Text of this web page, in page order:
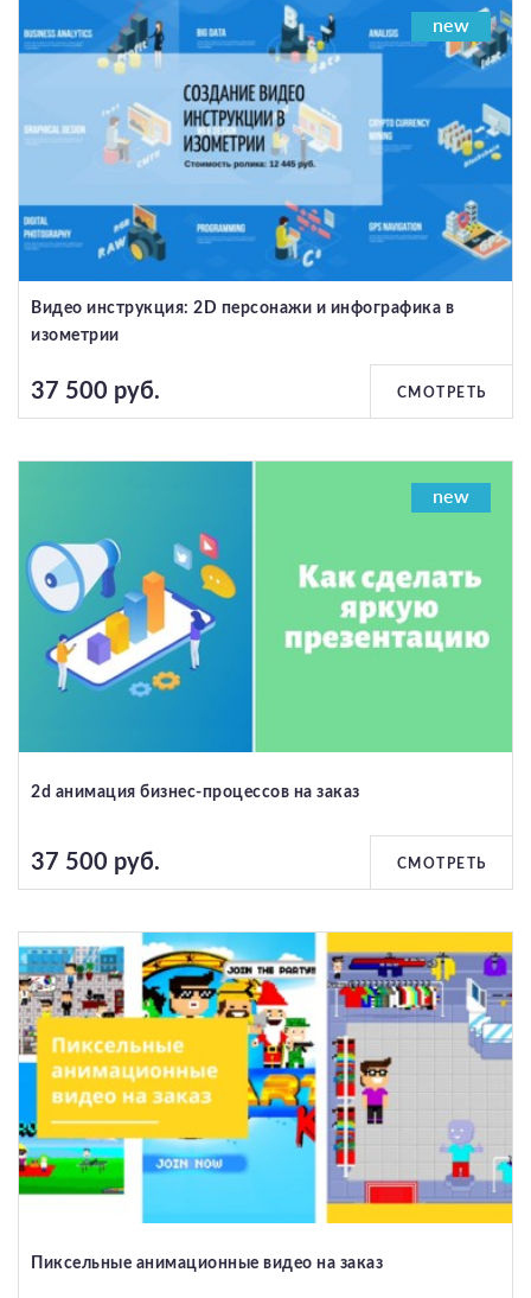
new
Видео инструкция: 2D персонажи и инфографика в
изометрии
37 500 руб. СМОТРЕТЬ
new
2d анимация бизнес-процессов на заказ
37 500 руб. СМОТРЕТЬ
Пиксельные анимационные видео на заказ